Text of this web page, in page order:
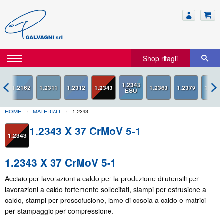
Shop ritagli
1.2343
HOME MATERIALI 1.2343
1.2343 1.2343 X 37 CrMoV 5-1
1.2343 X 37 CrMoV 5-1
Acciaio per lavorazioni a caldo per la produzione di utensili per
lavorazioni a caldo fortemente sollecitati, stampi per estrusione a
caldo, stampi per pressofusione, lame di cesoia a caldo e matrici
per stampaggio per compressione.